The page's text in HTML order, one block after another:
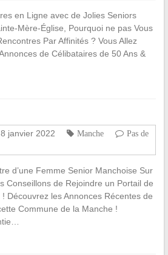
en Ligne avec de Jolies Seniors
Mère-Église, Pourquoi ne pas Vous
Par Affinités ? Vous Allez
de Célibataires de 50 Ans &
8 janvier 2022 Manche
Pas de
d’une Femme Senior Manchoise Sur
Conseillons de Rejoindre un Portail de
Découvrez les Annonces Récentes de
Commune de la Manche !